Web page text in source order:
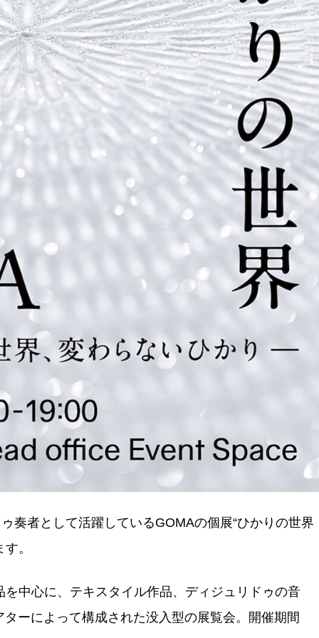
奏者として活躍しているGOMAの個展“ひかりの世界
。
中心に、テキスタイル作品、ディジュリドゥの音
ーによって構成された没入型の展覧会。開催期間